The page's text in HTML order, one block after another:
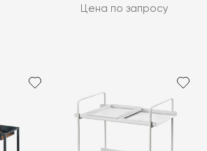
Цена по запросу